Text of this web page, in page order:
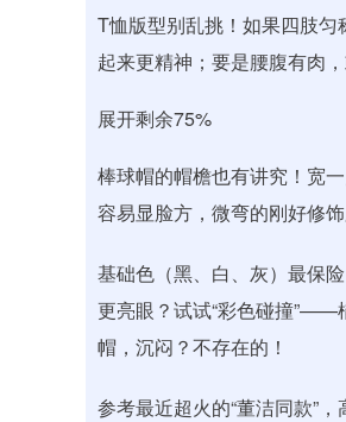
T恤版型别乱挑！如果四肢
起来更精神；要是腰腹有肉
展开剩余75%
棒球帽的帽檐也有讲究！宽
容易显脸方，微弯的刚好修饰
基础色（黑、白、灰）最保
更亮眼？试试“彩色碰撞”——
帽，沉闷？不存在的！
参考最近超火的“董洁同款”